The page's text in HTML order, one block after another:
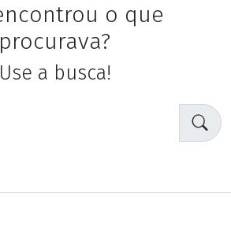
o que
procurava?
Use a busca!